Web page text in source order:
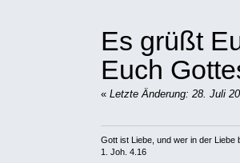
Es grüßt
Euch
« Letzte Änderung: 28. Juli
Gott ist Liebe, und wer in der Liebe
1. Joh. 4.16